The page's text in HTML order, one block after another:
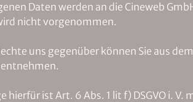
Daten werden an die Cineweb
nicht vorgenommen.
uns gegenüber können Sie aus
hierfür ist Art. 6 Abs. 1 lit f) DSGVO i.